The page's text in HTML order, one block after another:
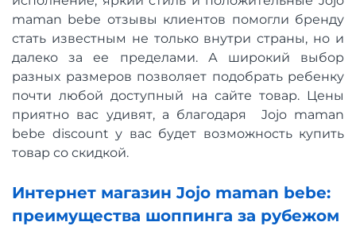
maman bebe отзывы клиентов помогли бренду
стать известным не только внутри страны, но и
далеко за ее пределами. А широкий выбор
разных размеров позволяет подобрать ребенку
почти любой доступный на сайте товар. Цены
приятно вас удивят, а благодаря Jojo maman
bebe discount у вас будет возможность купить
товар со скидкой.
Интернет магазин Jojo maman bebe:
преимущества шоппинга за рубежом